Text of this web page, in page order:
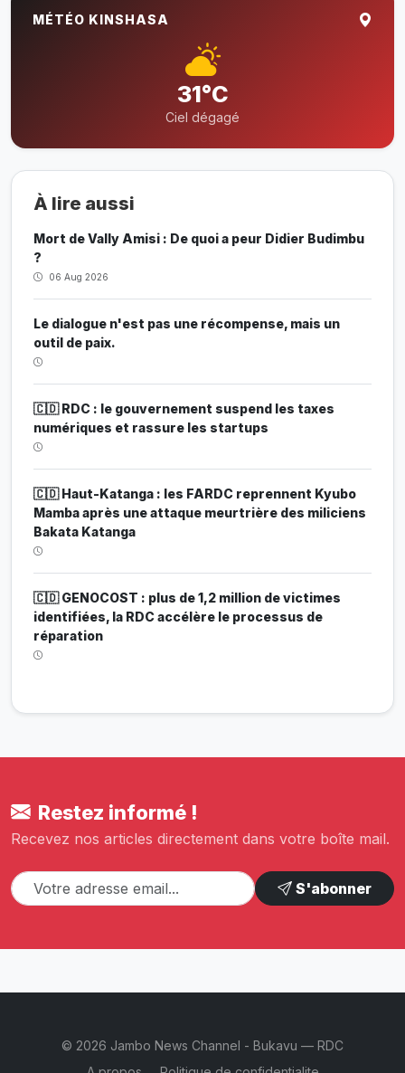
MÉTÉO KINSHASA
31°C
Ciel dégagé
À lire aussi
Mort de Vally Amisi : De quoi a peur Didier Budimbu
?
06 Aug 2026
Le dialogue n'est pas une récompense, mais un
outil de paix.
🇨🇩 RDC : le gouvernement suspend les taxes
numériques et rassure les startups
🇨🇩 Haut-Katanga : les FARDC reprennent Kyubo
Mamba après une attaque meurtrière des miliciens
Bakata Katanga
🇨🇩 GENOCOST : plus de 1,2 million de victimes
identifiées, la RDC accélère le processus de
réparation
Restez informé !
Recevez nos articles directement dans votre boîte mail.
S'abonner
© 2026 Jambo News Channel - Bukavu — RDC